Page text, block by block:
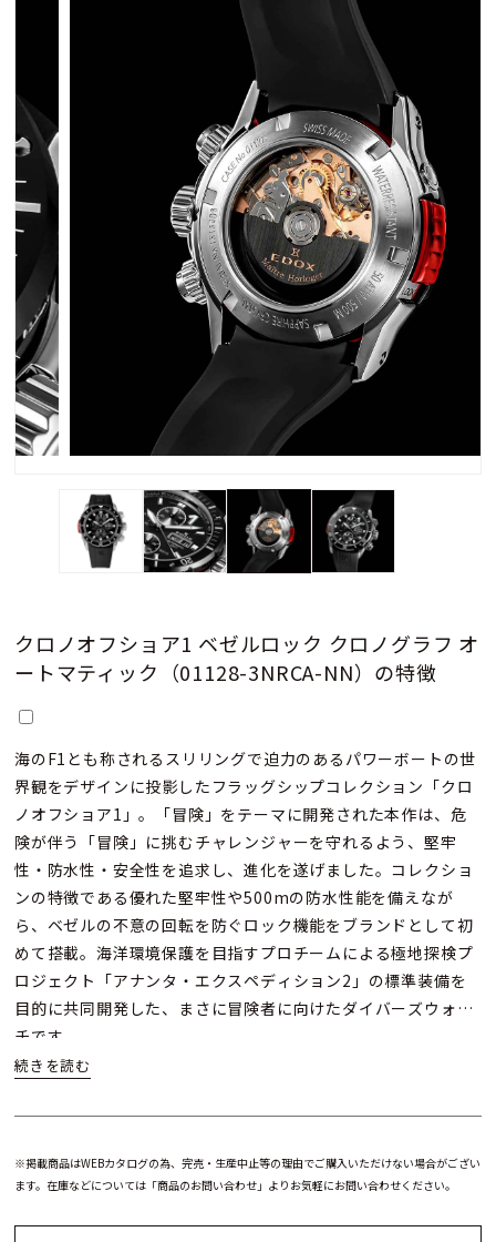
クロノオフショア1 ベゼルロック クロノグラフ オ
ートマティック（01128-3NRCA-NN）の特徴
海のF1とも称されるスリリングで迫力のあるパワーボートの世
界観をデザインに投影したフラッグシップコレクション「クロ
ノオフショア1」。「冒険」をテーマに開発された本作は、危
険が伴う「冒険」に挑むチャレンジャーを守れるよう、堅牢
性・防水性・安全性を追求し、進化を遂げました。コレクショ
ンの特徴である優れた堅牢性や500mの防水性能を備えなが
ら、ベゼルの不意の回転を防ぐロック機能をブランドとして初
めて搭載。海洋環境保護を目指すプロチームによる極地探検プ
ロジェクト「アナンタ・エクスペディション2」の標準装備を
目的に共同開発した、まさに冒険者に向けたダイバーズウォッ
チです。
※掲載商品はWEBカタログの為、完売・生産中止等の理由でご購入いただけない場合がござい
ます。在庫などについては「商品のお問い合わせ」よりお気軽にお問い合わせください。